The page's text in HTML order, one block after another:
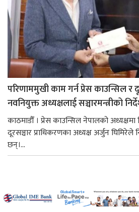
परिणाममुखी काम गर्न प्रेस काउन्सिल र
नवनियुक्त अध्यक्षलाई सञ्चारमन्त्रीको
काठमाडौँ । प्रेस काउन्सिल नेपालको अध्यक्षमा
दूरसञ्चार प्राधिकरणका अध्यक्ष अर्जुन घिमिरेले
छन्।...